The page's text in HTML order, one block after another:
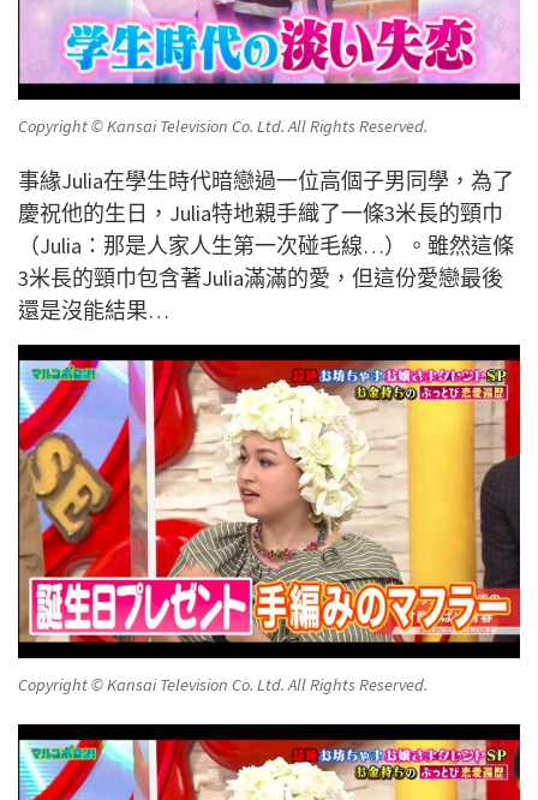
Copyright © Kansai Television Co. Ltd. All Rights Reserved.
事緣Julia在學生時代暗戀過一位高個子男同學，為了
慶祝他的生日，Julia特地親手織了一條3米長的頸巾
（Julia：那是人家人生第一次碰毛線…）。雖然這條
3米長的頸巾包含著Julia滿滿的愛，但這份愛戀最後
還是沒能結果…
Copyright © Kansai Television Co. Ltd. All Rights Reserved.